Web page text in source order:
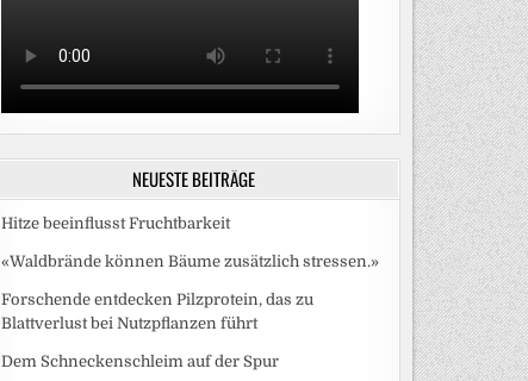
NEUESTE BEITRÄGE
Hitze beeinflusst Fruchtbarkeit
«Waldbrände können Bäume zusätzlich stressen.»
Forschende entdecken Pilzprotein, das zu
Blattverlust bei Nutzpflanzen führt
Dem Schneckenschleim auf der Spur